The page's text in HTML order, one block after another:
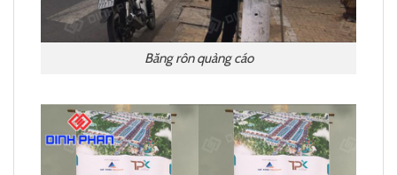
Băng rôn quảng cáo